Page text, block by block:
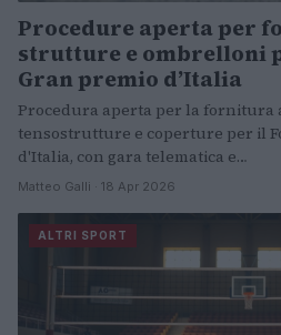
Procedure aperta per
strutture e ombrelloni
Gran premio d’Italia
Procedura aperta per la fornitura
tensostrutture e coperture per il
d'Italia, con gara telematica e…
Matteo Galli · 18 Apr 2026
ALTRI SPORT